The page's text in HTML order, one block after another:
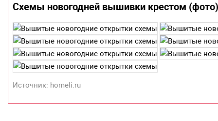
Схемы новогодней вышивки крестом
Источник: homeli.ru